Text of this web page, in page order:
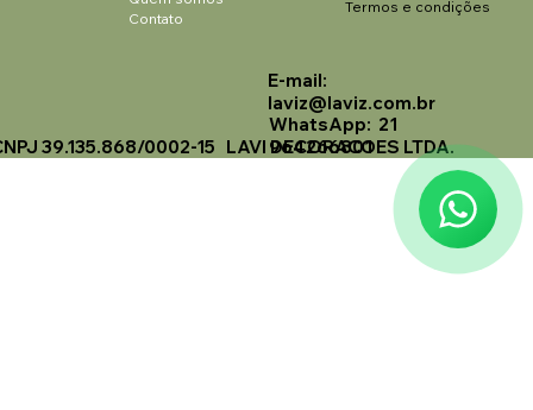
🗓️ Opening Hours: Mon-Fri 9:00 - 16:00
Laviz Home Decor
Contato
Termos e condições
E-mail:
laviz@laviz.com.br
WhatsApp: 21
964266801
39.135.868/0002-15 LAVI DECORACOES LTDA.